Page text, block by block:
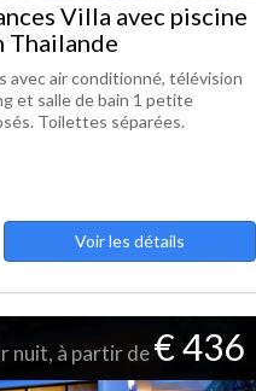
Villa avec piscine
Thailande
avec air conditionné, télévision
et salle de bain 1 petite
Toilettes séparées.
Voir les détails
nuit, à partir de€ 436